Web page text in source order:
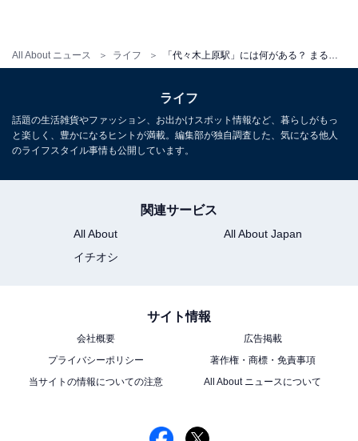
All About ニュース ライフ
急線沿いが低く、そこから南北へ上り坂になっていま
登り坂という地形となっています。
ちょっと離れた住宅街も坂だらけ
元より多摩丘陵の延長部分として台地と谷が多い地形だ
ライフ
話題の生活雑貨やファッション、お出かけスポット情報など、暮らしがもっ
と楽しく、豊かになるヒントが満載。編集部が独自調査した、気になる他人
のライフスタイル事情も公開しています。
関連サービス
All About
All About Japan
イチオシ
サイト情報
会社概要
広告掲載
プライバシーポリシー
著作権・商標・免責事項
当サイトの情報についての注意
All About ニュースについて